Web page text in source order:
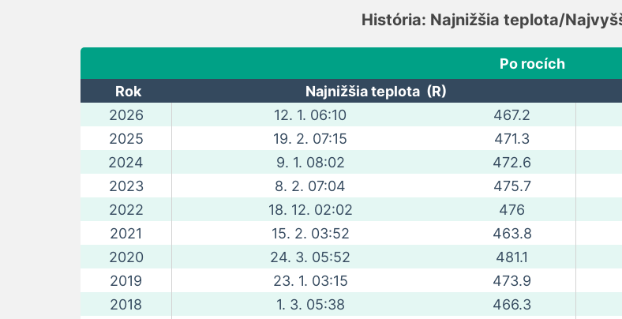
História: Najnižšia teplota/
Po rocích
Rok
Najnižšia teplota (R)
2026
12. 1. 06:10 467.2
2025
19. 2. 07:15 471.3
2024
9. 1. 08:02 472.6
2023
8. 2. 07:04 475.7
2022
18. 12. 02:02 476
2021
15. 2. 03:52 463.8
2020
24. 3. 05:52 481.1
2019
23. 1. 03:15 473.9
2018
1. 3. 05:38 466.3